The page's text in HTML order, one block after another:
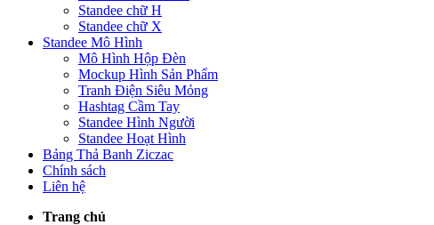
Standee chữ H
Standee chữ X
Standee Mô Hình
Mô Hình Hộp Đèn
Mockup Hình Sản Phẩm
Tranh Điện Siêu Mỏng
Hashtag Cầm Tay
Standee Hình Người
Standee Hoạt Hình
Bảng Thả Banh Ziczac
Chính sách
Liên hệ
Trang chủ